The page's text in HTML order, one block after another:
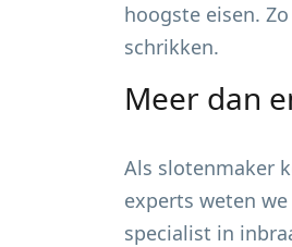
hoogste eisen.
schrikken.
Meer dan
Als slotenmaker
experts weten
specialist in